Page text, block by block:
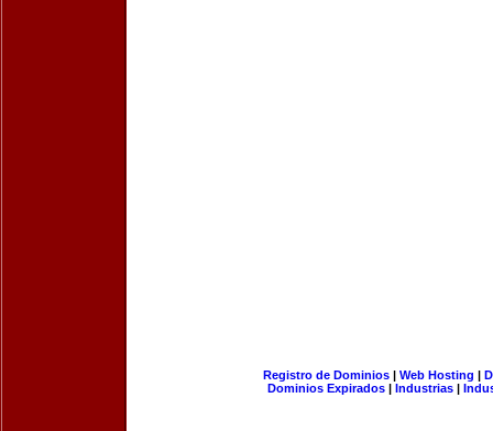
Registro de Dominios| Web Hosting |
Dominios Expirados | Industrias |